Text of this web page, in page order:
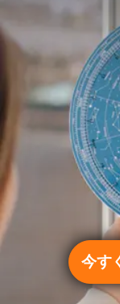
今す